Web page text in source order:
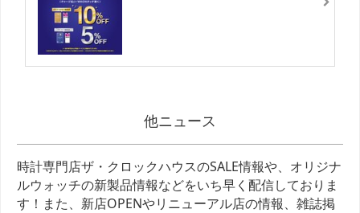
他ニュース
時計専門店ザ・クロックハウスのSALE情報や、オリジナ
ルウォッチの新製品情報などをいち早く配信しておりま
す！また、新店OPENやリニューアル店の情報、雑誌掲